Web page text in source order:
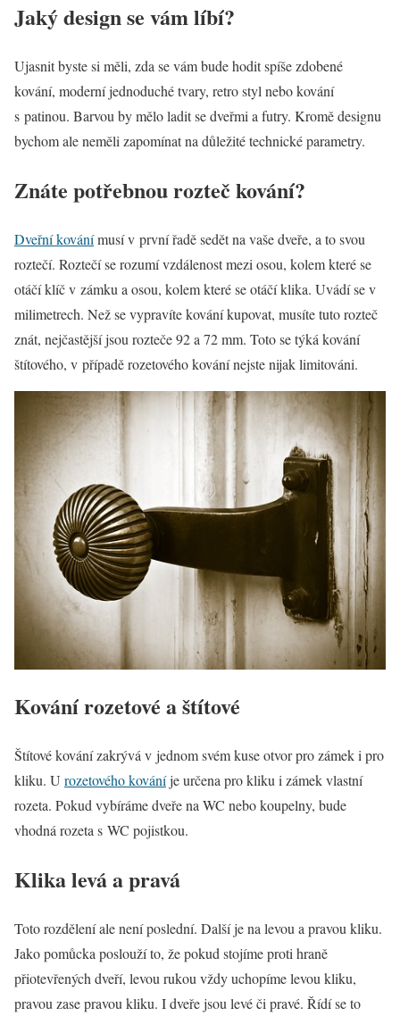
Jaký design se vám líbí?
Ujasnit byste si měli, zda se vám bude hodit spíše zdobené
kování, moderní jednoduché tvary, retro styl nebo kování
s patinou. Barvou by mělo ladit se dveřmi a futry. Kromě designu
bychom ale neměli zapomínat na důležité technické parametry.
Znáte potřebnou rozteč kování?
Dveřní kovánímusí v první řadě sedět na vaše dveře, a to svou
roztečí. Roztečí se rozumí vzdálenost mezi osou, kolem které se
otáčí klíč v zámku a osou, kolem které se otáčí klika. Uvádí se v
milimetrech. Než se vypravíte kování kupovat, musíte tuto rozteč
znát, nejčastější jsou rozteče 92 a 72 mm. Toto se týká kování
štítového, v případě rozetového kování nejste nijak limitováni.
Kování rozetové a štítové
Štítové kování zakrývá v jednom svém kuse otvor pro zámek i pro
kliku. U rozetového kováníje určena pro kliku i zámek vlastní
rozeta. Pokud vybíráme dveře na WC nebo koupelny, bude
vhodná rozeta s WC pojistkou.
Klika levá a pravá
Toto rozdělení ale není poslední. Další je na levou a pravou kliku.
Jako pomůcka poslouží to, že pokud stojíme proti hraně
přiotevřených dveří, levou rukou vždy uchopíme levou kliku,
pravou zase pravou kliku. I dveře jsou levé či pravé. Řídí se to